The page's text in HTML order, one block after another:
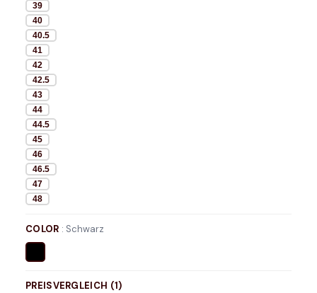
39
40
40.5
41
42
42.5
43
44
44.5
45
46
46.5
47
48
COLOR : Schwarz
PREISVERGLEICH (1)